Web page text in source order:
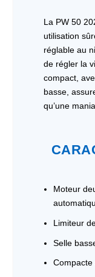
La PW 50
utilisation
réglable au
de régler la
compact,
basse,
qu’une
Moteur
Limiteur
Selle